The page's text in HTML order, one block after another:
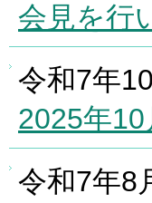
会見を行
令和7年
2025年
令和7年8